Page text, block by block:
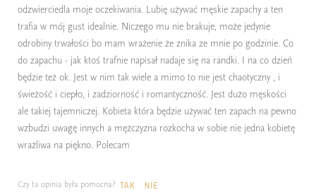
odzwierciedla moje oczekiwania. Lubię używać męskie zapachy a ten
trafia w mój gust idealnie. Niczego mu nie brakuje, może jedynie
odrobiny trwałości bo mam wrażenie że znika ze mnie po godzinie. Co
do zapachu - jak ktoś trafnie napisał nadaje się na randki. I na co dzień
będzie też ok. Jest w nim tak wiele a mimo to nie jest chaotyczny , i
świeżość i ciepło, i zadziorność i romantyczność. Jest dużo męskości
ale takiej tajemniczej. Kobieta która będzie używać ten zapach na pewno
wzbudzi uwagę innych a mężczyzna rozkocha w sobie nie jedna kobietę
wrażliwa na piękno. Polecam
Czy ta opinia była pomocna? TAK NIE